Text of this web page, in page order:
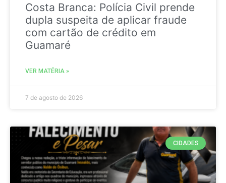
Costa Branca: Polícia Civil prende
dupla suspeita de aplicar fraude
com cartão de crédito em
Guamaré
VER MATÉRIA »
7 de agosto de 2026
CIDADES